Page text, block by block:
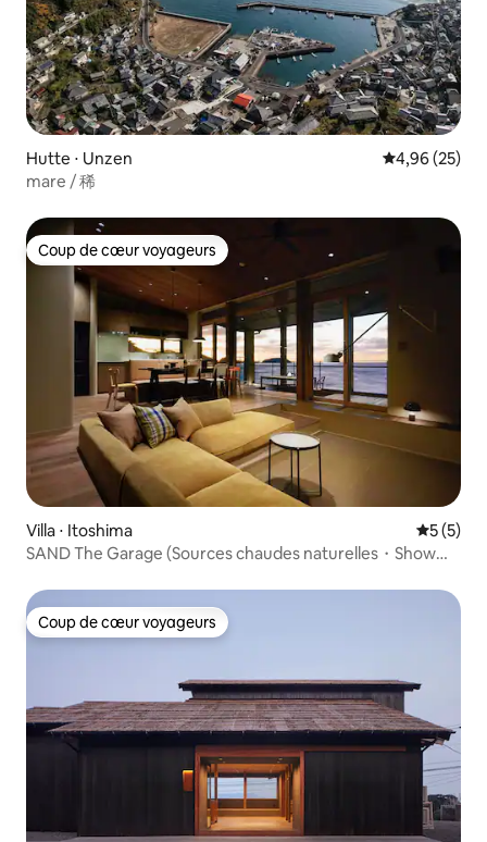
ざいます。 ※ お預かりする個人情報は責
任をもって管理し、第三者へ提供・売
買・共有は一切行いません。 万が一で警
察など法的義務を伴う要請があった場合
に限り、提出させていたく場合がござい
ます。 ■ その他 ・部屋着はご用意してお
りませんので、ご持参ください。
Hutte ⋅ Unzen Évaluation
4,96 (25)
mare / 稀
Coup de cœur voyageurs
Coup de cœur voyageurs
Villa ⋅ Itoshima
5 (5)
SAND The Garage (Sources chaudes naturelles・Show
Coup de cœur voyageurs
Coup de cœur voyageurs